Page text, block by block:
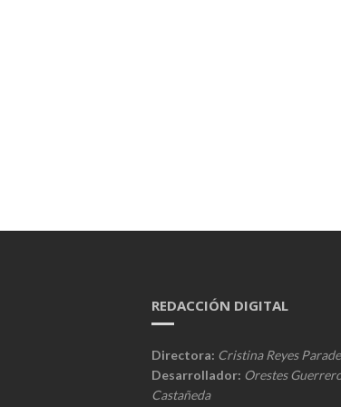
REDACCIÓN DIGITAL
Directora: Cristina Reyes
Desarrollador: Orestes
Castañeda